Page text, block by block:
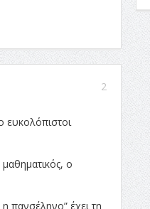
2
ευκολόπιστοι
ο
πανσέληνο” έχει τη